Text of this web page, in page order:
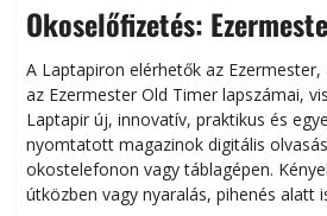
Okoselőfizetés:
A Laptapiron elérhetők az Ezermester,
az Ezermester Old Timer lapszámai,
Laptapir új, innovatív, praktikus és
nyomtatott magazinok digitális
okostelefonon vagy táblagépen.
útközben vagy nyaralás, pihenés alatt